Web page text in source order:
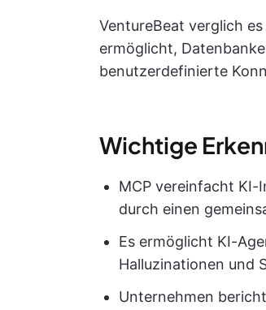
VentureBeat verglich
ermöglicht,
benutzerdefinierte
Wichtige
MCP vereinfacht
durch einen
Es ermöglicht KI-
Halluzinationen und
Unternehmen